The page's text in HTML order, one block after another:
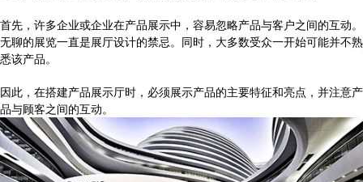
首先，许多企业或企业在产品展示中，容易忽略产品与客户之间的互动。
无聊的展览一直是展厅设计的禁忌。同时，大多数受众一开始可能并不熟
悉该产品。
因此，在搭建产品展示厅时，必须展示产品的主要特征和亮点，并注意产
品与顾客之间的互动。